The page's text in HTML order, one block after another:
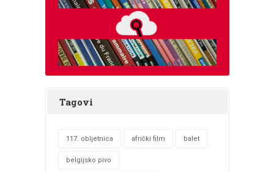
Tagovi
117. obljetnica afrički film balet
belgijsko pivo